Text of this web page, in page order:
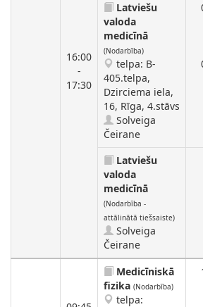
16:00
-
17:30
Latviešu
valoda
medicīnā
(Nodarbība)
telpa: B-
405.telpa,
Dzirciema iela,
16, Rīga, 4.stāvs
Solveiga
Čeirane
Latviešu
valoda
medicīnā
(Nodarbība -
attālinātā tiešsaiste)
Solveiga
Čeirane
Medicīniskā
fizika (Nodarbība)
telpa: